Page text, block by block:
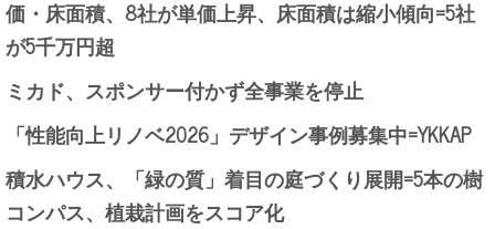
価・床面積、8社が単価上昇、床面積は縮小傾向=5社
が5千万円超
ミカド、スポンサー付かず全事業を停止
「性能向上リノベ2026」デザイン事例募集中=YKKAP
積水ハウス、「緑の質」着目の庭づくり展開=5本の樹
コンパス、植栽計画をスコア化